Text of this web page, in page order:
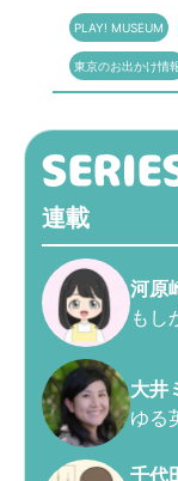
PLAY! MUSEUM
東京のお出かけ情
連載
河原
もし
大井
ゆる
千代